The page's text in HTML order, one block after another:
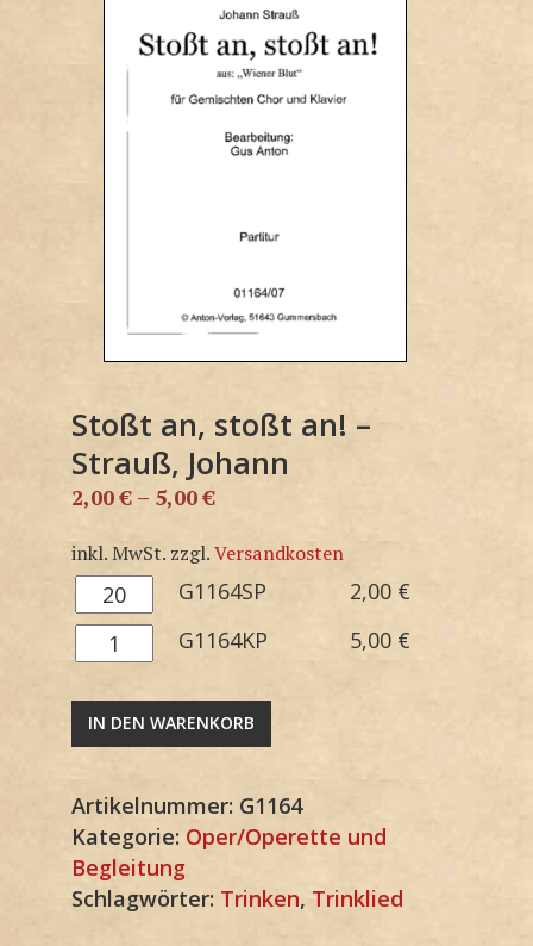
Stoßt an, stoßt an! –
Strauß, Johann
2,00€ – 5,00€
inkl. MwSt. zzgl.Versandkosten
G1164SP
Menge
G1164SP 2,00 €
G1164KP
Menge
G1164KP 5,00 €
IN DEN WARENKORB
Artikelnummer: G1164
Kategorie: Oper/Operette und
Begleitung
Schlagwörter: Trinken,Trinklied